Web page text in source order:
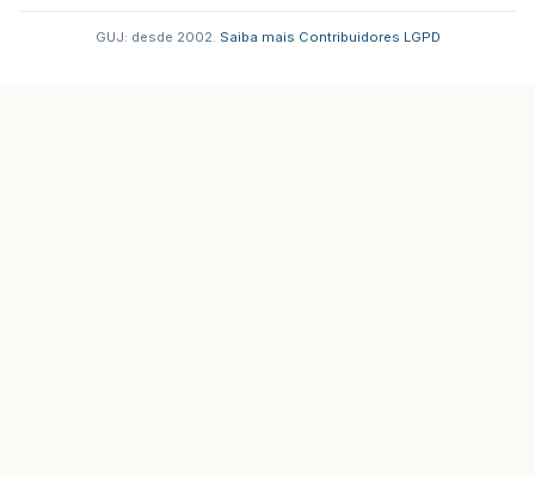
GUJ: desde 2002. Saiba mais Contribuidores LGPD